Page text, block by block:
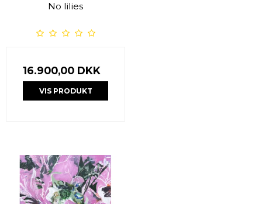
No lilies
16.900,00 DKK
VIS PRODUKT